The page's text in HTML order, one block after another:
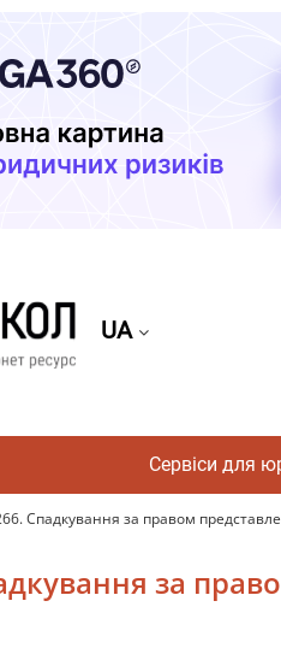
UA
Сервіси для
Спадкування за правом
за